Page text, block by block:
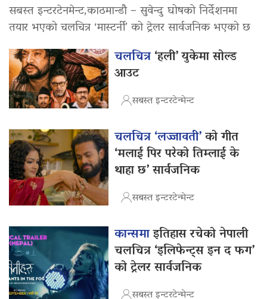
सबस्त इन्टरटेनमेन्ट,काठमान्डौ – सुवेन्दु घोषको निर्देशनमा
तयार भएको चलचित्र ‘मास्टर्नी’ को ट्रेलर सार्वजनिक भएको छ
चलचित्र‘हली’ युकेमा सोल्ड
आउट
सबस्त इन्टरटेन्मेन्ट
चलचित्र ‘लज्जावती’को गीत
‘मलाई पिर परेको तिम्लाई के
थाहा छ’ सार्वजनिक
सबस्त इन्टरटेन्मेन्ट
कान्समाइतिहास रचेको नेपाली
चलचित्र ‘इलिफेन्ट्स इन द फग’
को ट्रेलर सार्वजनिक